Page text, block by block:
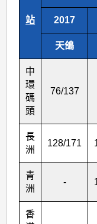
(2518)
站 2017
天鴿
中
環
碼
頭
76/137
長
洲
128/171
青
洲
-
香